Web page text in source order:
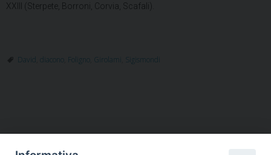
XXIII (Sterpete, Borroni, Corvia, Scafali).
David diacono Foligno Girolami Sigismondi